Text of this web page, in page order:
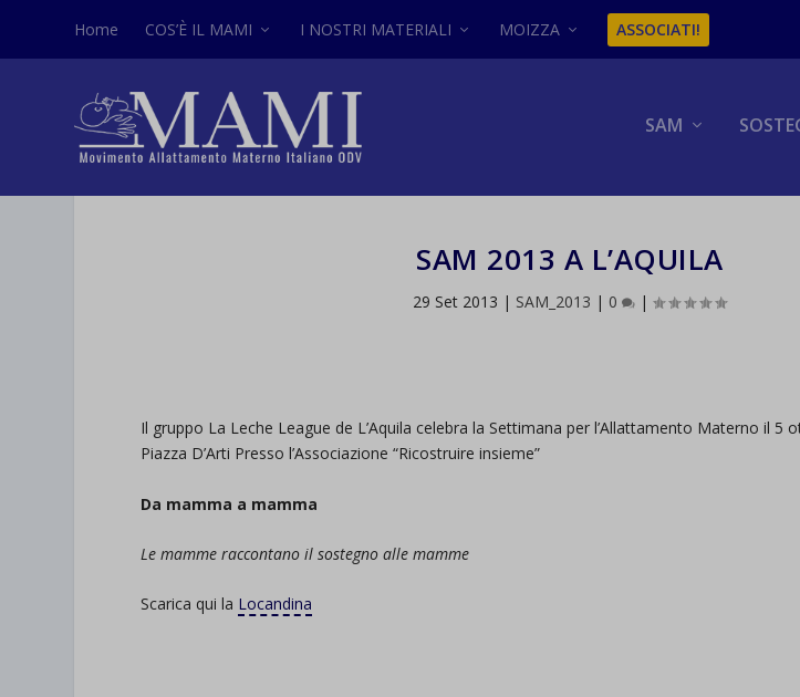
Home COS’È IL MAMI I NOSTRI MATERIALI MOIZZA ASSOCIATI!
SAM
SAM 2013 A L’AQUILA
29 Set 2013 | SAM_2013 | 0 |
Il gruppo La Leche League de L’Aquila celebra la Settimana per l’Allattamento Materno il 5
Piazza D’Arti Presso l’Associazione “Ricostruire insieme”
Da mamma a mamma
Le mamme raccontano il sostegno alle mamme
Scarica qui la Locandina